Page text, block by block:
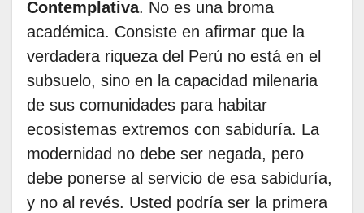
Contemplativa. No es una broma
académica. Consiste en afirmar que la
verdadera riqueza del Perú no está en el
subsuelo, sino en la capacidad milenaria
de sus comunidades para habitar
ecosistemas extremos con sabiduría. La
modernidad no debe ser negada, pero
debe ponerse al servicio de esa sabiduría,
y no al revés. Usted podría ser la primera